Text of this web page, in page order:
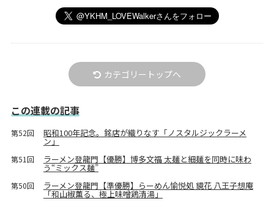
カテゴリートップへ
この連載の記事
第52回 昭和100年記念。銘店が織りなす「ノスタルジックラーメ
ン」
第51回 ラーメン登龍門【優勝】博多文福 太麺と細麺を同時に味わ
う“ミックス麺”
第50回 ラーメン登龍門【準優勝】らーめん愉悦処 鏡花 八王子想庵
「和山椒薫る、極上味噌鶏清湯」